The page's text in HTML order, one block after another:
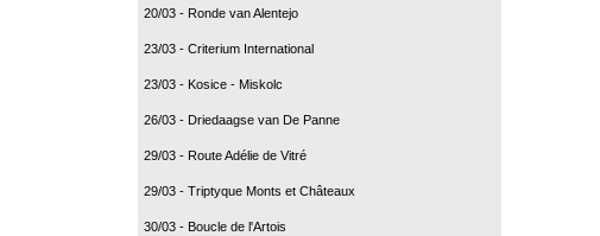
20/03 - Ronde van Alentejo
23/03 - Criterium International
23/03 - Kosice - Miskolc
26/03 - Driedaagse van De Panne
29/03 - Route Adélie de Vitré
29/03 - Triptyque Monts et Châteaux
30/03 - Boucle de l'Artois